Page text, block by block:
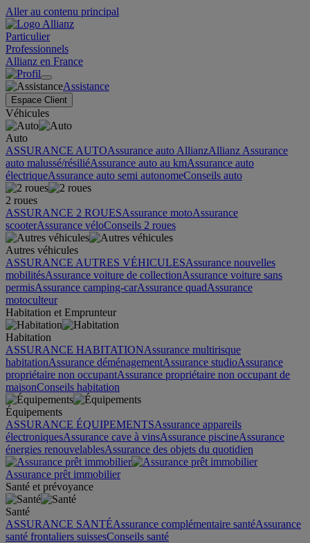
Aller au contenu principal
Particulier
Professionnels
Allianz en France
Assistance
Espace Client
Véhicules
Auto
ASSURANCE AUTOAssurance auto AllianzAllianz Assurance
auto malussé/résiliéAssurance auto au kmAssurance auto
électriqueAssurance auto semi autonomeConseils auto
2 roues
ASSURANCE 2 ROUESAssurance motoAssurance
scooterAssurance véloConseils 2 roues
Autres véhicules
ASSURANCE AUTRES VÉHICULESAssurance nouvelles
mobilitésAssurance voiture de collectionAssurance voiture sans
permisAssurance camping-carAssurance quadAssurance
motoculteur
Habitation et Emprunteur
Habitation
ASSURANCE HABITATIONAssurance multirisque
habitationAssurance déménagementAssurance studioAssurance
propriétaire non occupantAssurance propriétaire non occupant de
maisonConseils habitation
Équipements
ASSURANCE ÉQUIPEMENTSAssurance appareils
électroniquesAssurance cave à vinsAssurance piscineAssurance
énergies renouvelablesAssurance des objets du quotidien
Assurance prêt immobilier
Santé et prévoyance
Santé
ASSURANCE SANTÉAssurance complémentaire santéAssurance
santé frontaliers suissesConseils santé